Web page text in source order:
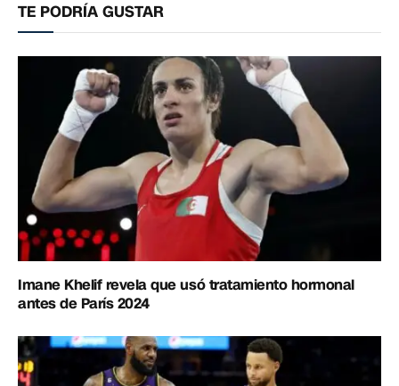
TE PODRÍA GUSTAR
Imane Khelif revela que usó tratamiento hormonal
antes de París 2024